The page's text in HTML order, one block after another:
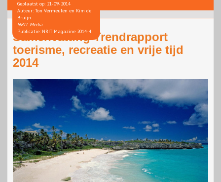
Geplaatst op: 21-09-2014
Auteur: Ton Vermeulen en Kim de
Bruijn
NRIT Media
Publicatie: NRIT Magazine 2014-4
Samenvatting Trendrapport
toerisme, recreatie en vrije tijd
2014